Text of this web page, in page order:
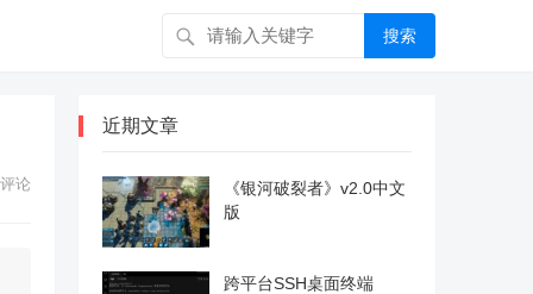
搜索
评论
近期文章
《银河破裂者》v2.0中文
版
跨平台SSH桌面终端